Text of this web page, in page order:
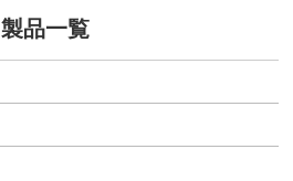
製品一覧